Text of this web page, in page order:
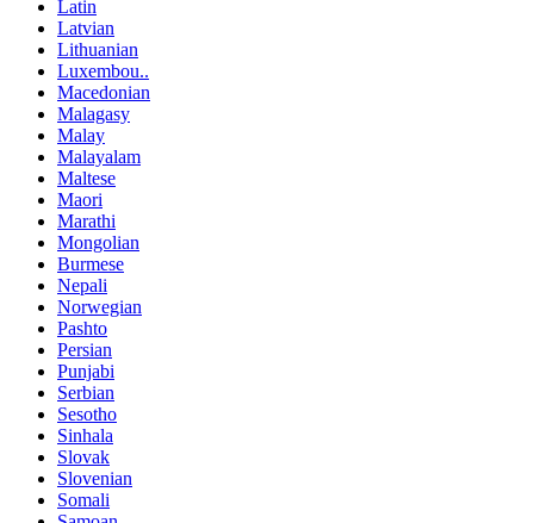
Latin
Latvian
Lithuanian
Luxembou..
Macedonian
Malagasy
Malay
Malayalam
Maltese
Maori
Marathi
Mongolian
Burmese
Nepali
Norwegian
Pashto
Persian
Punjabi
Serbian
Sesotho
Sinhala
Slovak
Slovenian
Somali